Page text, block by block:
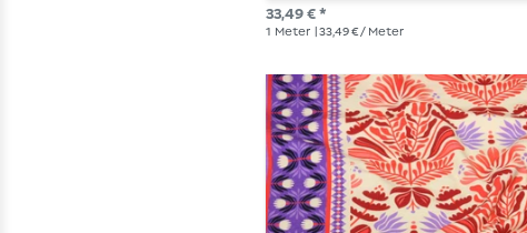
33,49 € *
1 Meter | 33,49 € / Meter